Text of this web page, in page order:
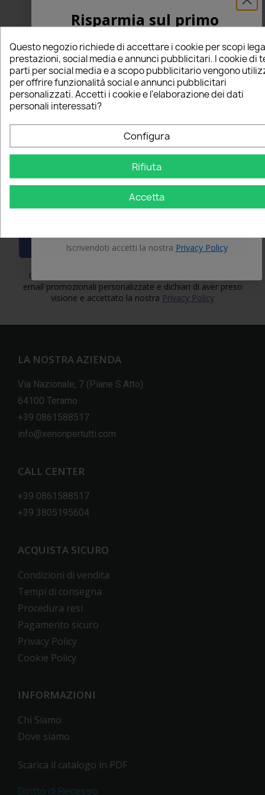
Risparmia sul primo ordine
5% PER TE!
Inserisci la tua email qui sotto per ricevere il 5% DI
SCONTO sul tuo primo ordine!
OTTIENI IL 5%
Cliccando su "Ottieni il 5%" acconsenti alla ricezione di
email promozionali personalizzate e dichiari di aver preso
visione e accettato la nostra Privacy Policy
LA NOSTRA AZIENDA
Via Nazionale, 7 (Piane S.Atto)
64100 Teramo
+39 0861588517
info@xenonpertutti.com
CALL CENTER
+39 0861588517
+39 3805195604
ACQUISTA SICURO
Condizioni di vendita
Tempi di consegna
Procedura resi
Pagamento sicuro
Privacy Policy
Cookie Policy
INFORMAZIONI
Chi Siamo
Dove siamo
Scarica il catalogo in PDF
Diritto di Recesso
Questo negozio richiede di accettare i cookie per scopi
prestazioni, social media e annunci pubblicitari. I cookie di
parti per social media e a scopo pubblicitario vengono
per offrire funzionalità social e annunci pubblicitari
personalizzati. Accetti i cookie e l'elaborazione dei dati
personali interessati?
Configura
Rifiuta
Accetta
Risparmia sul primo
5% PER TE!
Inserisci la tua email qui sotto per ricevere il
5% DI SCONTO
Nome
OTTIENI IL 5%
Iscrivendoti accetti la nostra Privacy Policy